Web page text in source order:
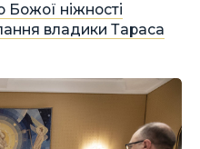
Божої ніжності
владики Тараса